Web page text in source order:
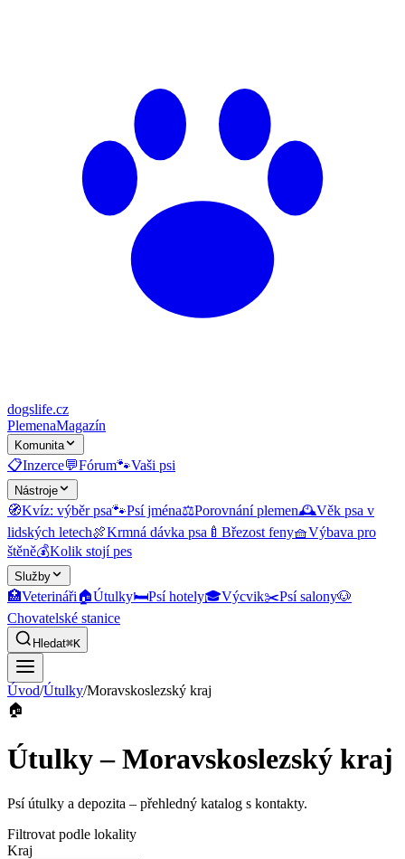
dogslife.cz
PlemenaMagazín
Komunita
📋Inzerce💬Fórum🐾Vaši psi
Nástroje
🧭Kvíz: výběr psa🐾Psí jména⚖️Porovnání plemen🕰️Věk psa v
lidských letech🍖Krmná dávka psa 🍼 Březost feny🧺Výbava pro
štěně💰Kolik stojí pes
Služby
🏥Veterináři🏠Útulky🛏️Psí hotely🎓Výcvik✂️Psí salony🐶
Chovatelské stanice
Hledat⌘K
Úvod/Útulky/Moravskoslezský kraj
🏠
Útulky – Moravskoslezský kraj
Psí útulky a depozita – přehledný katalog s kontakty.
Filtrovat podle lokality
Kraj